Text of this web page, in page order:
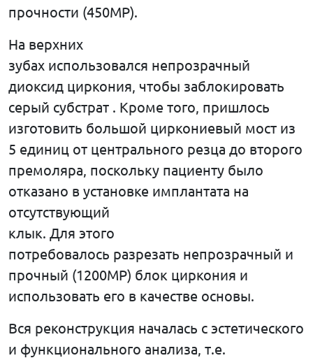
прочности (450MP).
На верхних
зубах использовался непрозрачный
диоксид циркония, чтобы заблокировать
серый субстрат . Кроме того, пришлось
изготовить большой циркониевый мост из
5 единиц от центрального резца до второго
премоляра, поскольку пациенту было
отказано в установке имплантата на
отсутствующий
клык. Для этого
потребовалось разрезать непрозрачный и
прочный (1200MP) блок циркония и
использовать его в качестве основы.
Вся реконструкция началась с эстетического
и функционального анализа, т.е.